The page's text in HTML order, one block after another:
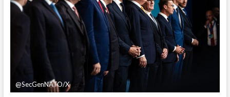
@SecGenNATO/X